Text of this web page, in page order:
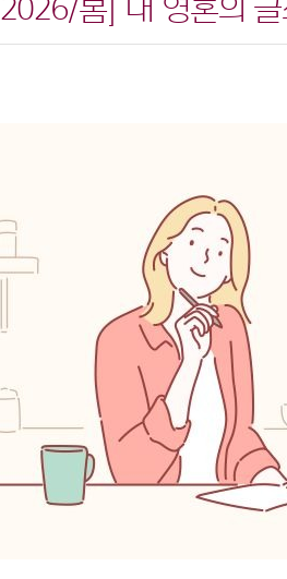
봄] 내 영혼의 글